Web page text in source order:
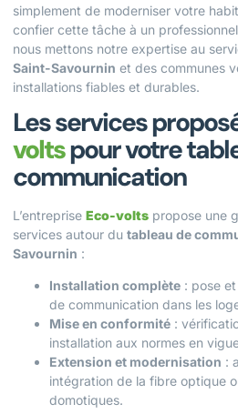
simplement de moderniser votre
confier cette tâche à un
nous mettons notre expertise au
Saint-Savournin et des communes
installations fiables et durables.
Les services
voltspour votre
communication
L’entreprise Eco-volts propose une
services autour du tableau de
Savournin :
Installation complète : pose
de communication dans les
Mise en conformité :
installation aux normes en
Extension et modernisation :
intégration de la fibre optique
domotiques.